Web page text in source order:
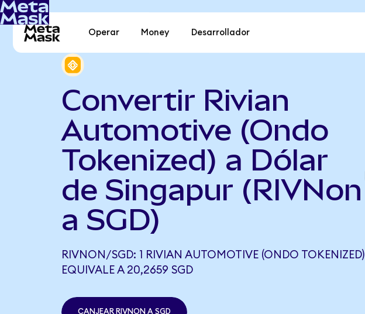
Operar Money Desarrollador
Convertir Rivian
Automotive (Ondo
Tokenized) a Dólar
de Singapur (RIVNon
a SGD)
RIVNON/SGD: 1 RIVIAN AUTOMOTIVE (ONDO TOKENIZED)
EQUIVALE A 20,2659 SGD
CANJEAR RIVNON A SGD